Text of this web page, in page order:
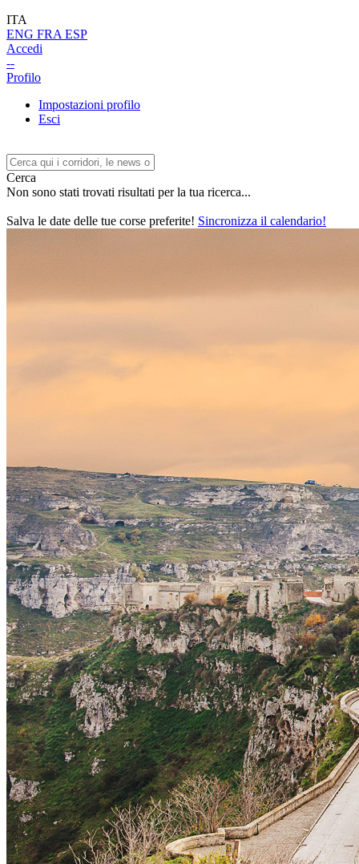
ITA
ENG FRA ESP
Accedi
--
Profilo
Impostazioni profilo
Esci
Cerca
Non sono stati trovati risultati per la tua ricerca...
Salva le date delle tue corse preferite! Sincronizza il calendario!